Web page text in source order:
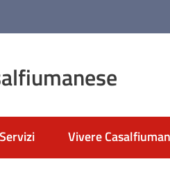
Servizi Vivere